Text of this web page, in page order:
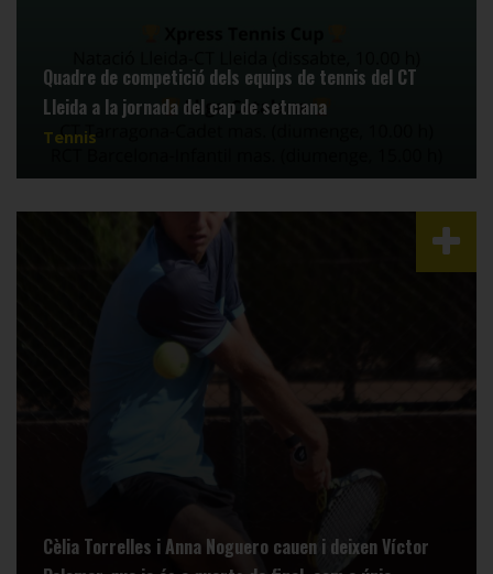
Quadre de competició dels equips de tennis del CT
Lleida a la jornada del cap de setmana
Tennis
Cèlia Torrelles i Anna Noguero cauen i deixen Víctor